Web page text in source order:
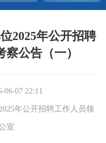
2025年公开招聘
公告（一）
06-07 22:11
年公开招聘工作人员领
室